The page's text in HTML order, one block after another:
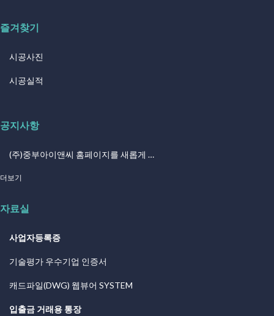
즐겨찾기
시공사진
시공실적
공지사항
(주)중부아이앤씨 홈페이지를 새롭게 …
더보기
자료실
사업자등록증
기술평가 우수기업 인증서
캐드파일(DWG) 웹뷰어 SYSTEM
입출금 거래용 통장